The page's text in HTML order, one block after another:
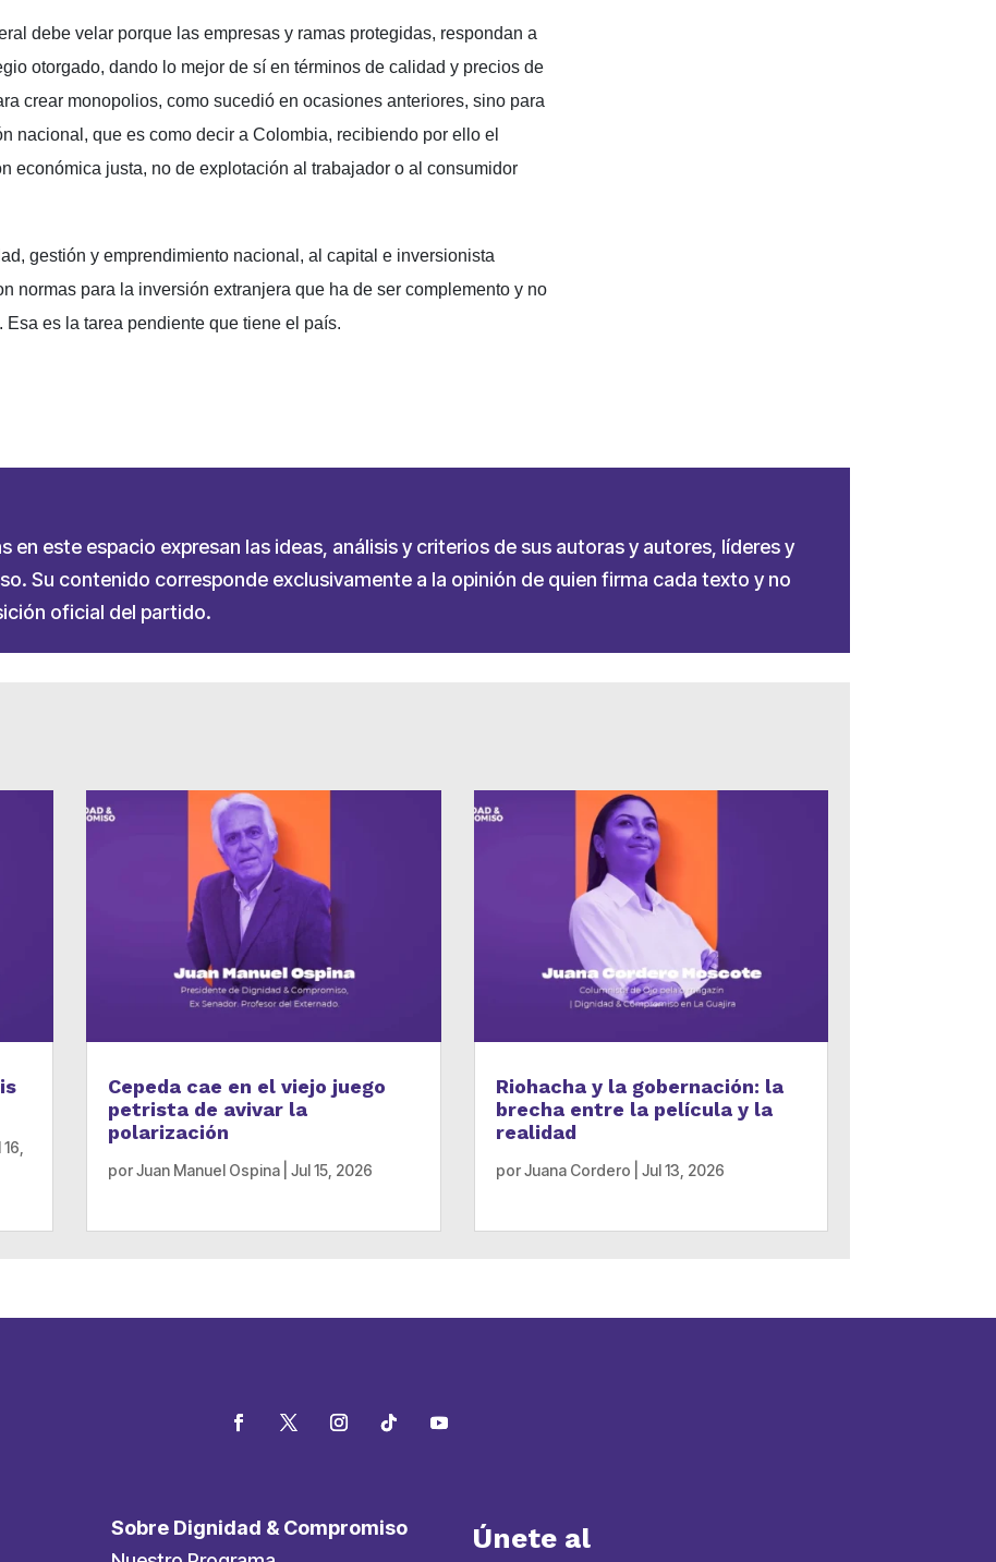
debe velar porque las empresas y ramas protegidas, respondan a
otorgado, dando lo mejor de sí en términos de calidad y precios de
crear monopolios, como sucedió en ocasiones anteriores, sino para
nacional, que es como decir a Colombia, recibiendo por ello el
económica justa, no de explotación al trabajador o al consumidor
gestión y emprendimiento nacional, al capital e inversionista
normas para la inversión extranjera que ha de ser complemento y no
es la tarea pendiente que tiene el país.
en este espacio expresan las ideas, análisis y criterios de sus autoras y autores, líderes y
Su contenido corresponde exclusivamente a la opinión de quien firma cada texto y no
oficial del partido.
Cepeda cae en el viejo juego
petrista de avivar la
polarización
porJuan Manuel Ospina |Jul 15, 2026
Riohacha y la gobernación: la
brecha entre la película y la
realidad
porJuana Cordero Jul 13, 2026
Sobre Dignidad & Compromiso
Únete al